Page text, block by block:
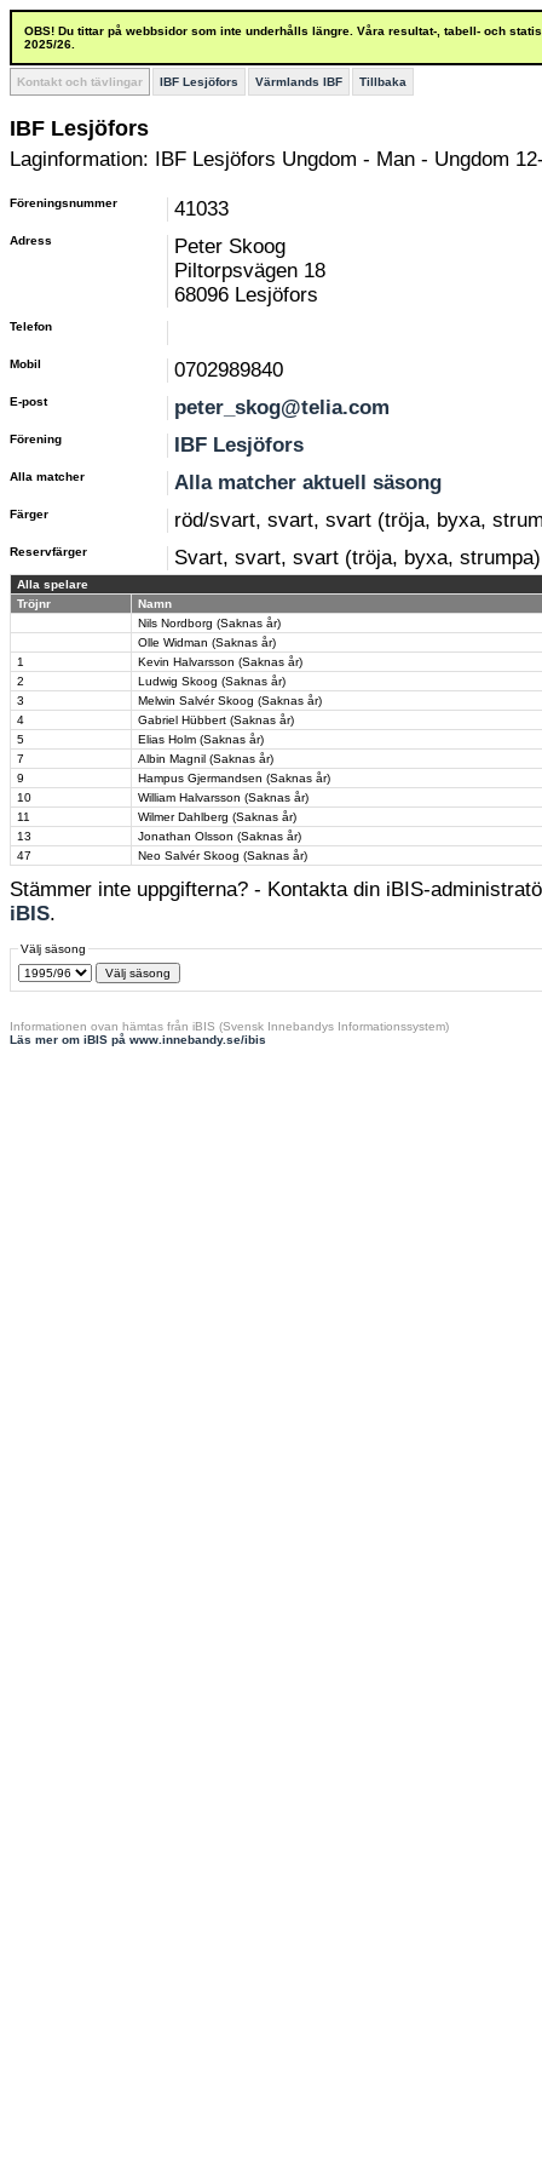
OBS! Du tittar på webbsidor som inte underhålls längre. Våra resultat-, tabell- och
2025/26.
Kontakt och tävlingar IBF Lesjöfors Värmlands IBF Tillbaka
IBF Lesjöfors
Laginformation: IBF Lesjöfors Ungdom - Man - Ungdom
Föreningsnummer 41033
Adress
Peter Skoog
Piltorpsvägen 18
68096 Lesjöfors
Telefon
Mobil 0702989840
E-post peter_skog@telia.com
Förening IBF Lesjöfors
Alla matcher Alla matcher aktuell säsong
Färger röd/svart, svart, svart (tröja, byxa,
Reservfärger Svart, svart, svart (tröja, byxa, strumpa)
Alla spelare
Tröjnr
Namn
Nils Nordborg (Saknas år)
Olle Widman (Saknas år)
1
Kevin Halvarsson (Saknas år)
2
Ludwig Skoog (Saknas år)
3
Melwin Salvér Skoog (Saknas år)
4
Gabriel Hübbert (Saknas år)
5
Elias Holm (Saknas år)
7
Albin Magnil (Saknas år)
9
Hampus Gjermandsen (Saknas år)
10
William Halvarsson (Saknas år)
11
Wilmer Dahlberg (Saknas år)
13
Jonathan Olsson (Saknas år)
47
Neo Salvér Skoog (Saknas år)
Stämmer inte uppgifterna? - Kontakta din iBIS-
iBIS.
Välj säsong
Informationen ovan hämtas från iBIS (Svensk Innebandys Informationssystem)
Läs mer om iBIS på www.innebandy.se/ibis